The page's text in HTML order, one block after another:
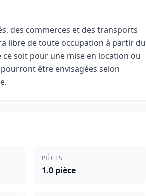
des commerces et des transports
libre de toute occupation à partir du
ce soit pour une mise en location ou
être envisagées selon
PIÈCES
1.0 pièce